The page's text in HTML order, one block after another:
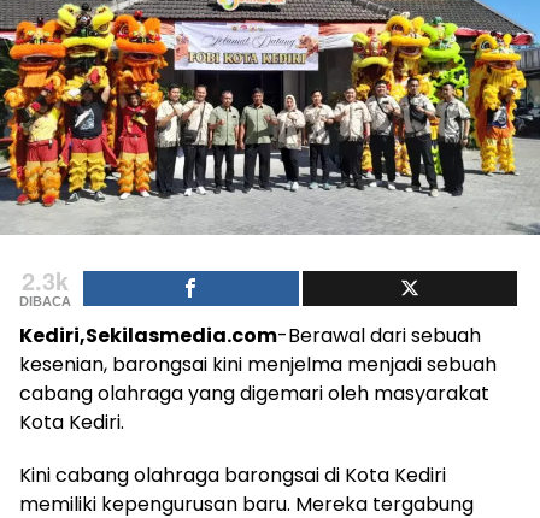
2.3k
DIBACA
Kediri,Sekilasmedia.com-Berawal dari sebuah
kesenian, barongsai kini menjelma menjadi sebuah
cabang olahraga yang digemari oleh masyarakat
Kota Kediri.
Kini cabang olahraga barongsai di Kota Kediri
memiliki kepengurusan baru. Mereka tergabung